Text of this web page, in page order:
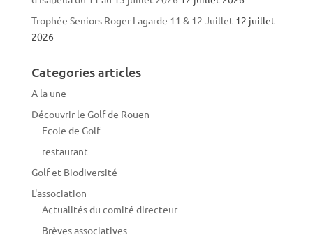
Trophée Seniors Roger Lagarde 11 & 12 Juillet 12 juillet
2026
Categories articles
A la une
Découvrir le Golf de Rouen
Ecole de Golf
restaurant
Golf et Biodiversité
L'association
Actualités du comité directeur
Brèves associatives